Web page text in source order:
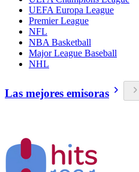
UEFA Europa League
Premier League
NFL
NBA Basketball
Major League Baseball
NHL
Las mejores emisoras